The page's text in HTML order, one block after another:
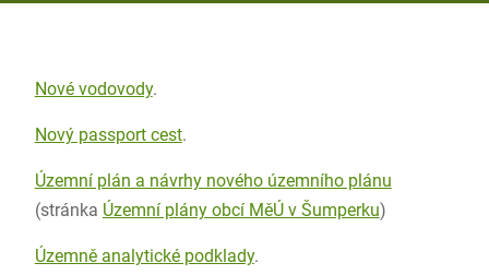
Nové vodovody.
Nový passport cest.
Územní plán a návrhy nového územního plánu
(stránka Územní plány obcí MěÚ v Šumperku)
Územně analytické podklady.